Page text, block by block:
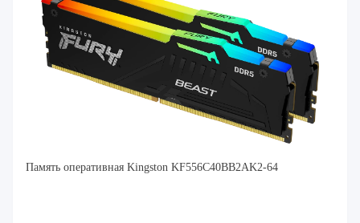
Память оперативная Kingston KF556C40BB2AK2-64